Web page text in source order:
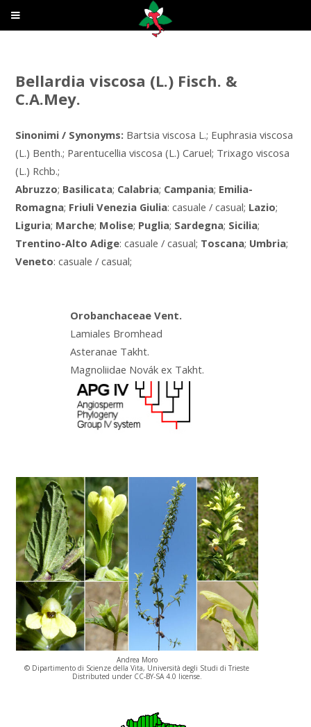
Bellardia viscosa (L.) Fisch. &
C.A.Mey.
Sinonimi / Synonyms: Bartsia viscosa L.; Euphrasia viscosa
(L.) Benth.; Parentucellia viscosa (L.) Caruel; Trixago viscosa
(L.) Rchb.;
Abruzzo; Basilicata; Calabria; Campania; Emilia-
Romagna; Friuli Venezia Giulia: casuale / casual; Lazio;
Liguria; Marche; Molise; Puglia; Sardegna; Sicilia;
Trentino-Alto Adige: casuale / casual; Toscana; Umbria;
Veneto: casuale / casual;
Orobanchaceae Vent.
Lamiales Bromhead
Asteranae Takht.
Magnoliidae Novák ex Takht.
Andrea Moro
© Dipartimento di Scienze della Vita, Università degli Studi di Trieste
Distributed under CC-BY-SA 4.0 license.